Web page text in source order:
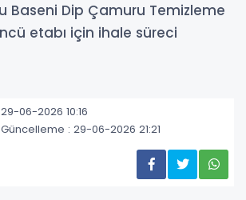
Baseni Dip Çamuru Temizleme
etabı için ihale süreci
29-06-2026 10:16
Güncelleme : 29-06-2026 21:21